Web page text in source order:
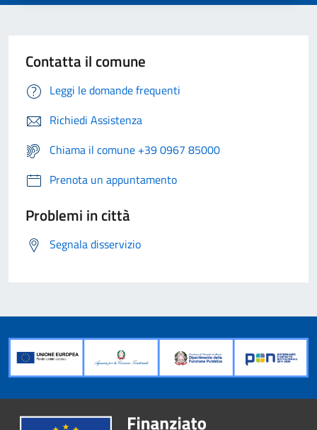
Contatta il comune
Leggi le domande frequenti
Richiedi Assistenza
Chiama il comune +39 0967 85000
Prenota un appuntamento
Problemi in città
Segnala disservizio